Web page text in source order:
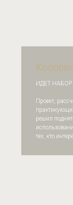
ИДЕТ
Проект,
решил
тех, кто